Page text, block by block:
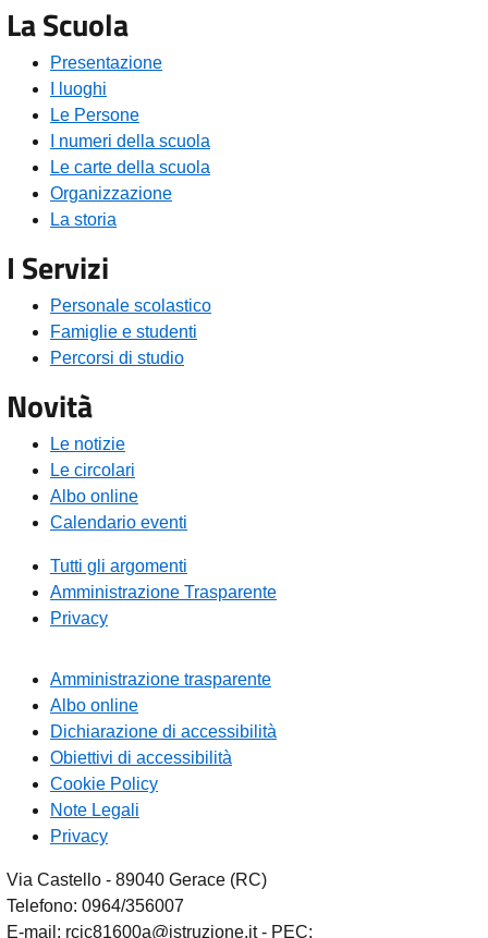
La Scuola
Presentazione
I luoghi
Le Persone
I numeri della scuola
Le carte della scuola
Organizzazione
La storia
I Servizi
Personale scolastico
Famiglie e studenti
Percorsi di studio
Novità
Le notizie
Le circolari
Albo online
Calendario eventi
Tutti gli argomenti
Amministrazione Trasparente
Privacy
Amministrazione trasparente
Albo online
Dichiarazione di accessibilità
Obiettivi di accessibilità
Cookie Policy
Note Legali
Privacy
Via Castello - 89040 Gerace (RC)
Telefono: 0964/356007
E-mail: rcic81600a@istruzione.it - PEC: